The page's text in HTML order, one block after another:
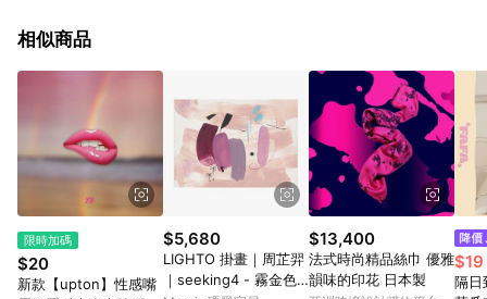
球嚴選、商城、專案商品、「草莓網」全館商品。 4. 如取消訂
回饋。 5. 點數回饋會扣除所有折扣優惠後之最終發票金額計算，
實際回饋請依LINE購物通知為主。 6. 訂單如有使用東森購物
ETMall站內之折扣優惠(包含但不限於東森幣、樂透金、東森現金
券等)，不具點數回饋資格。詳細請依東森購物ETMall之結帳頁面
顯示為準。 7. LINE購物設有「單一商品最高回饋點數」機制(特
殊活動時開放「回饋無上限」)，以同一訂單中同一商品不論件數
計算，並依訂單成立時間當下LINE購物所設定的回饋機制為準。
8. LINE購物為購物資訊整合性平台，商品資料更新會有時間差，
如顯示之商品規格、顏色、價位、贈品與東森購物ETMall銷售網
頁不符，以銷售網頁標示為準。 9. 若有贈點爭議，請務必於訂單
日期+180天以內至LINE購物客服洽詢；若超過180天(含)以上進
相似商品
限時加碼
$20
新款【upton】性感嘴
$5,680
LIGHTO 掛畫｜周芷羿
｜seeking4 - 霧金色
$13,400
法式時尚精品絲巾 優雅
韻味的印花 日本製
$19
隔日